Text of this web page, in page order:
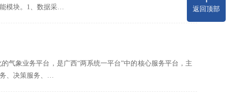
模块。1、数据采…
气象业务平台，是广西“两系统一平台”中的核心服务平台，主
、决策服务、…
返回顶部